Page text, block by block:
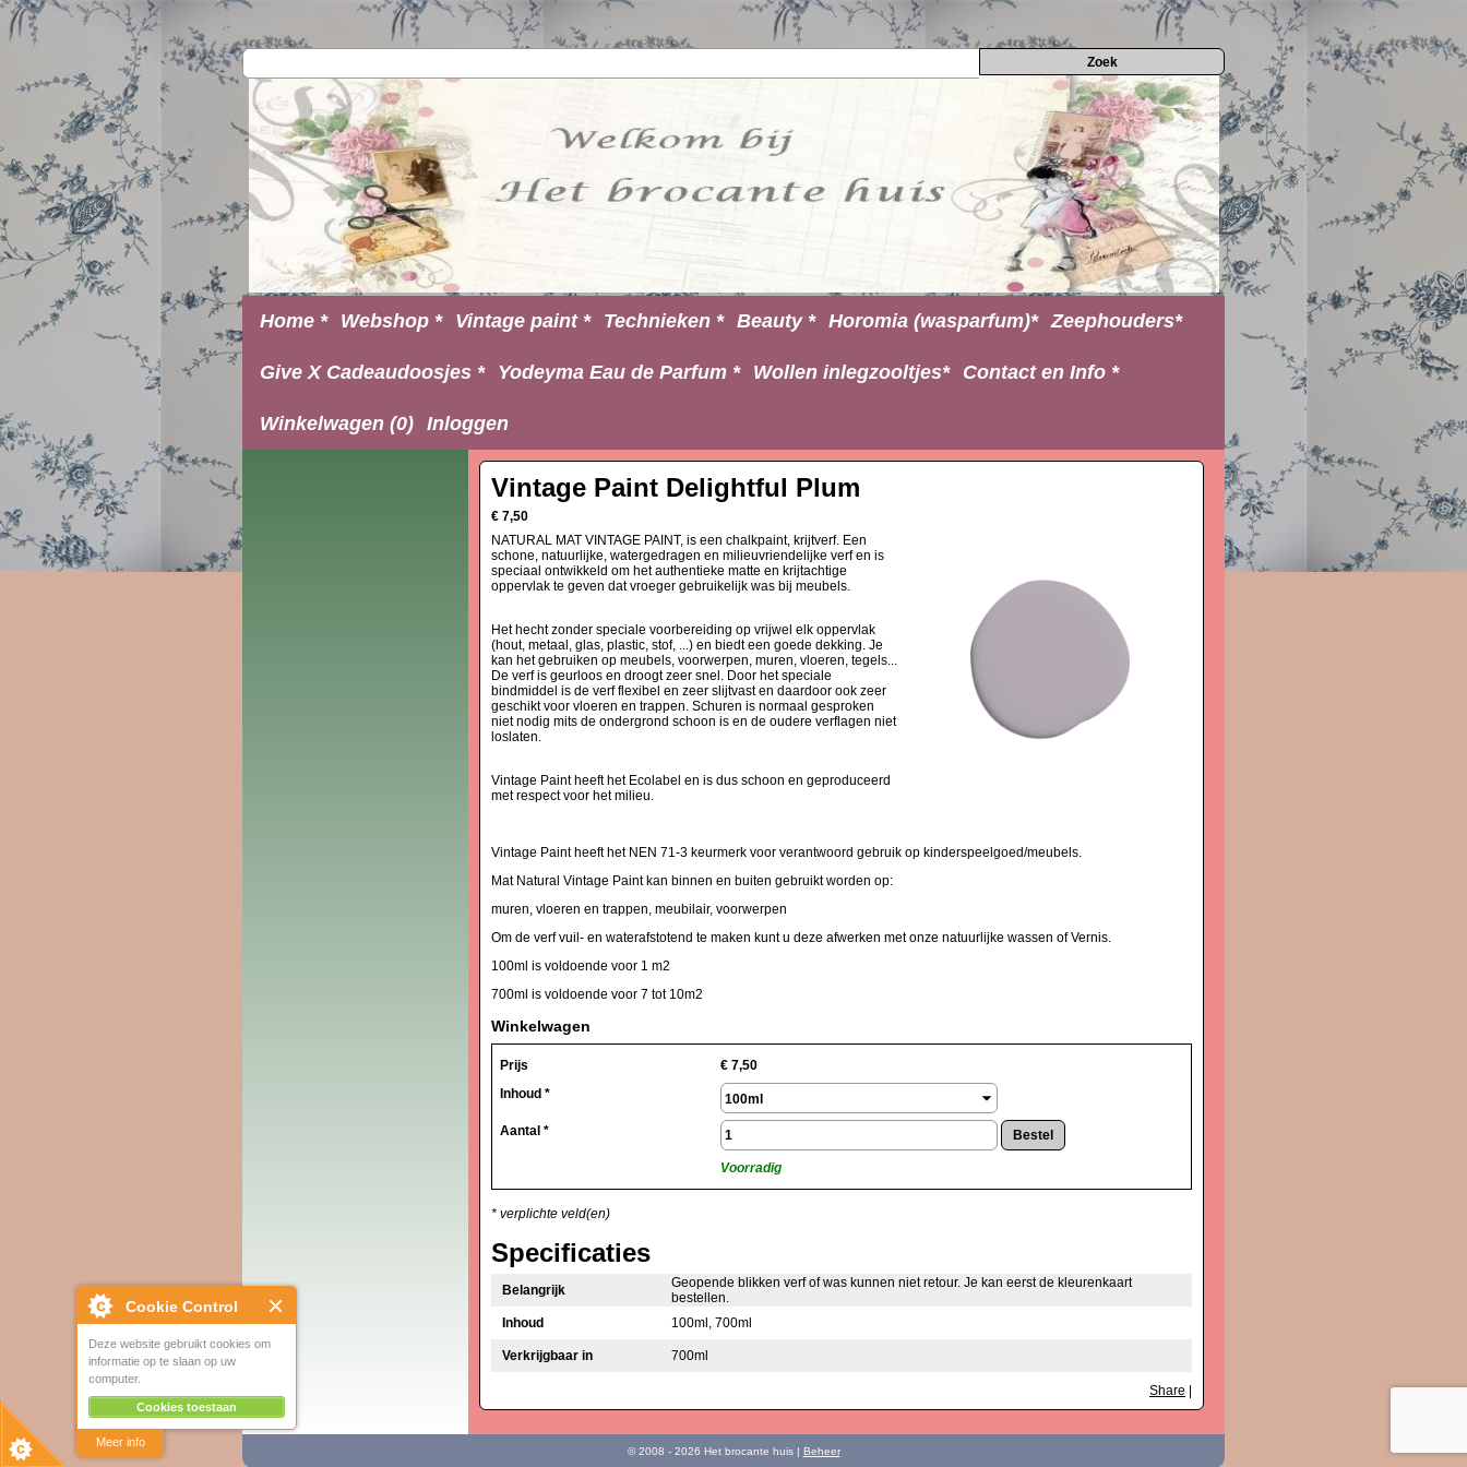
Cookie Control
Deze website gebruikt cookies om
informatie op te slaan op uw
computer.
Cookies toestaan
Meer info
Home * Webshop * Vintage paint * Technieken * Beauty * Horomia (wasparfum)* Zeephouders*
Give X Cadeaudoosjes * Yodeyma Eau de Parfum * Wollen inlegzooltjes* Contact en Info *
Winkelwagen (0) Inloggen
Vintage Paint Delightful Plum
€ 7,50
NATURAL MAT VINTAGE PAINT, is een chalkpaint, krijtverf. Een
schone, natuurlijke, watergedragen en milieuvriendelijke verf en is
speciaal ontwikkeld om het authentieke matte en krijtachtige
oppervlak te geven dat vroeger gebruikelijk was bij meubels.
Het hecht zonder speciale voorbereiding op vrijwel elk oppervlak
(hout, metaal, glas, plastic, stof, ...) en biedt een goede dekking. Je
kan het gebruiken op meubels, voorwerpen, muren, vloeren, tegels...
De verf is geurloos en droogt zeer snel. Door het speciale
bindmiddel is de verf flexibel en zeer slijtvast en daardoor ook zeer
geschikt voor vloeren en trappen. Schuren is normaal gesproken
niet nodig mits de ondergrond schoon is en de oudere verflagen niet
loslaten.
Vintage Paint heeft het Ecolabel en is dus schoon en geproduceerd
met respect voor het milieu.
Vintage Paint heeft het NEN 71-3 keurmerk voor verantwoord gebruik op kinderspeelgoed/meubels.
Mat Natural Vintage Paint kan binnen en buiten gebruikt worden op:
muren, vloeren en trappen, meubilair, voorwerpen
Om de verf vuil- en waterafstotend te maken kunt u deze afwerken met onze natuurlijke wassen of Vernis.
100ml is voldoende voor 1 m2
700ml is voldoende voor 7 tot 10m2
Winkelwagen
Prijs € 7,50
Inhoud *
Aantal *
Voorradig
* verplichte veld(en)
Specificaties
Belangrijk
Geopende blikken verf of was kunnen niet retour. Je kan eerst de kleurenkaart
bestellen.
Inhoud
100ml, 700ml
Verkrijgbaar in 700ml
Share
© 2008 - 2026 Het brocante huis | Beheer